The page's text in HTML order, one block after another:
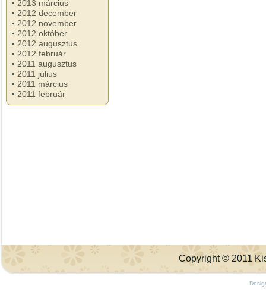
2013 március
2012 december
2012 november
2012 október
2012 augusztus
2012 február
2011 augusztus
2011 július
2011 március
2011 február
Copyright © 2011